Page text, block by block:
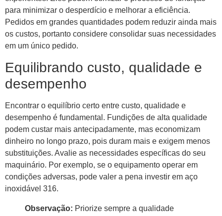
para minimizar o desperdício e melhorar a eficiência.
Pedidos em grandes quantidades podem reduzir ainda mais
os custos, portanto considere consolidar suas necessidades
em um único pedido.
Equilibrando custo, qualidade e
desempenho
Encontrar o equilíbrio certo entre custo, qualidade e
desempenho é fundamental. Fundições de alta qualidade
podem custar mais antecipadamente, mas economizam
dinheiro no longo prazo, pois duram mais e exigem menos
substituições. Avalie as necessidades específicas do seu
maquinário. Por exemplo, se o equipamento operar em
condições adversas, pode valer a pena investir em aço
inoxidável 316.
Observação: Priorize sempre a qualidade